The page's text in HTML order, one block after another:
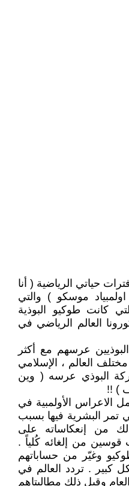
حياتي الرياضية ( أنا
موسكو ) والتي
كانت طوكيو البوذية
العالم الرياضي في
عرسهم مع أكثر
العالم ، الإسلامي
البوذي عرسه ( وين
) !!
الاعراس الأولمبية في
تمر البشرية فيها بسبب
من إنعكاساته على
قوسين من إلغائه كُلياً .
وغيّر من حساباتهم
كبير . تردد العالم في
وقبل ذلك مطالبتاهم